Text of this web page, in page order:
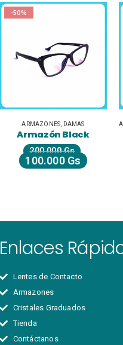
-50%
ARMAZONES DAMAS
Armazón Black
200.000Gs
100.000 Gs
Enlaces
Lentes de Contacto
Armazones
Cristales Graduados
Tienda
Contáctanos